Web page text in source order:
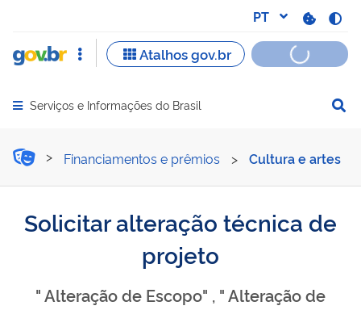
Abrir menu principal de navegação
Serviços e Informações do Brasil
Solicitar alteração
Financiamentos e prêmios > Cultura e artes
Solicitar alteração técnica de
projeto
" Alteração de Escopo" , " Alteração de